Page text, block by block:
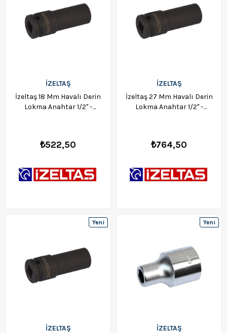
İZELTAŞ
İzeltaş 18 Mm Havalı Derin
Lokma Anahtar 1/2" -
₺522,50
İZELTAŞ
İzeltaş 27 Mm Havalı Derin
Lokma Anahtar 1/2" -
₺764,50
İZELTAŞ
Yeni
İZELTAŞ
Yeni